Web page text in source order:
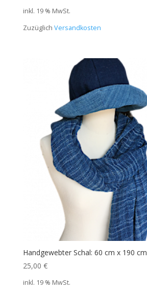
inkl. 19 % MwSt.
Zuzüglich Versandkosten
Handgewebter Schal: 60 cm x 190 cm
25,00 €
inkl. 19 % MwSt.